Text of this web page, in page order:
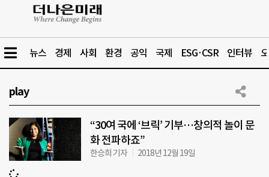
뉴스 경제 사회 환경 공익 국제 ESG·CSR 인터뷰
play
“30여 국에 ‘브릭’ 기부…창의적 놀이 문
화 전파하죠”
한승희 기자 2018년 12월 19일